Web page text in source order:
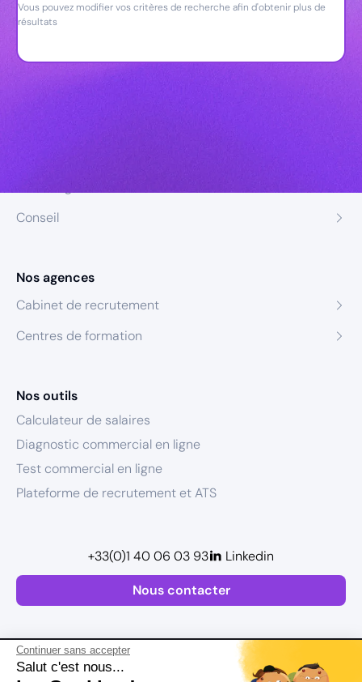
Continuer sans accepter
Salut c'est nous...
Vous pouvez modifier vos critères de recherche afin d'obtenir plus de
résultats
Conseil
Nos agences
Cabinet de recrutement
Centres de formation
Nos outils
Calculateur de salaires
Diagnostic commercial en ligne
Test commercial en ligne
Plateforme de recrutement et ATS
Nous contacter
+33(0)1 40 06 03 93 Linkedin